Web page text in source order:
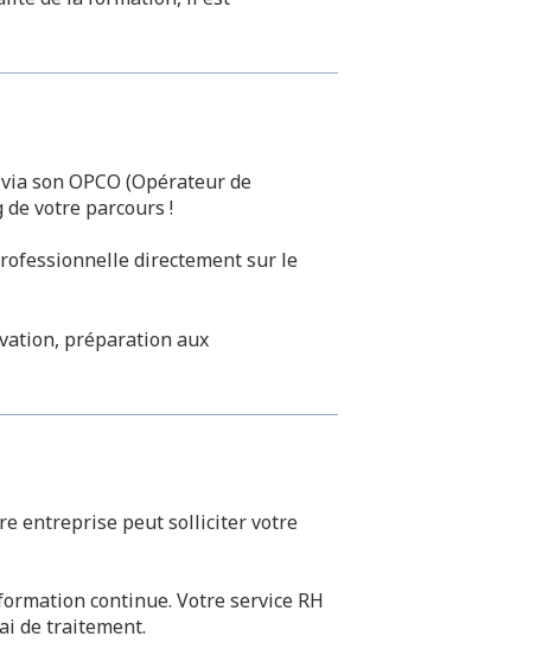
son OPCO (Opérateur de
votre parcours !
directement sur le
préparation aux
entreprise peut solliciter votre
continue. Votre service RH
de traitement.